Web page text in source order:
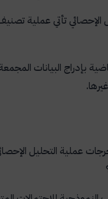
الإحصائي تأتي عملية
بإدراج البيانات
عملية التحليل